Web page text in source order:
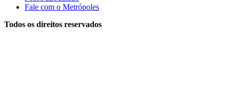
Fale com o Metrópoles
Todos os direitos reservados